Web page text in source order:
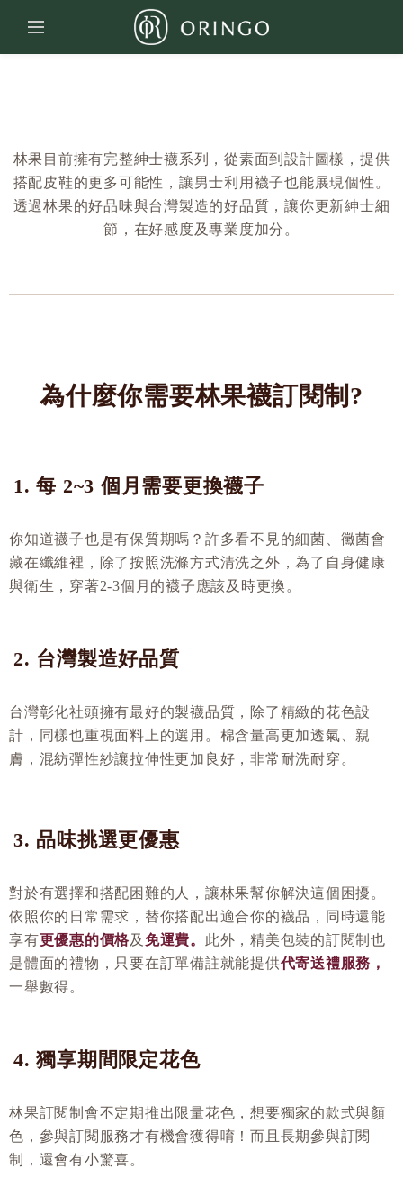
林果目前擁有完整紳士襪系列，從素面到設計圖樣，提供
搭配皮鞋的更多可能性，讓男士利用襪子也能展現個性。
透過林果的好品味與台灣製造的好品質，讓你更新紳士細
節，在好感度及專業度加分。
為什麼你需要林果襪訂閱制?
1. 每 2~3 個月需要更換襪子
你知道襪子也是有保質期嗎？許多看不見的細菌、黴菌會
藏在纖維裡，除了按照洗滌方式清洗之外，為了自身健康
與衛生，穿著2-3個月的襪子應該及時更換。
2. 台灣製造好品質
台灣彰化社頭擁有最好的製襪品質，除了精緻的花色設
計，同樣也重視面料上的選用。棉含量高更加透氣、親
膚，混紡彈性紗讓拉伸性更加良好，非常耐洗耐穿。
3. 品味挑選更優惠
對於有選擇和搭配困難的人，讓林果幫你解決這個困擾。
依照你的日常需求，替你搭配出適合你的襪品，同時還能
享有更優惠的價格及 免運費。 此外，精美包裝的訂閱制也
是體面的禮物，只要在訂單備註就能提供代寄送禮服務，
一舉數得。
4. 獨享期間限定花色
林果訂閱制會不定期推出限量花色，想要獨家的款式與顏
色，參與訂閱服務才有機會獲得唷！而且長期參與訂閱
制，還會有小驚喜。